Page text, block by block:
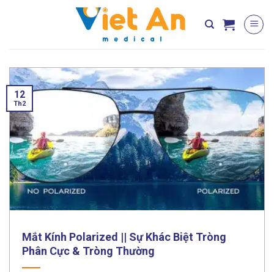
Mắt Kính Polarized || Sự Khác Biệt Tròng
Phân Cực & Tròng Thường
12
Th2